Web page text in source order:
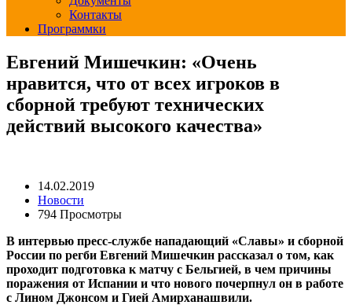
Контакты
Программки
Евгений Мишечкин: «Очень
нравится, что от всех игроков в
сборной требуют технических
действий высокого качества»
14.02.2019
Новости
794 Просмотры
В интервью пресс-службе нападающий «Славы» и сборной
России по регби Евгений Мишечкин рассказал о том, как
проходит подготовка к матчу с Бельгией, в чем причины
поражения от Испании и что нового почерпнул он в работе
с Лином Джонсом и Гией Амирханашвили.